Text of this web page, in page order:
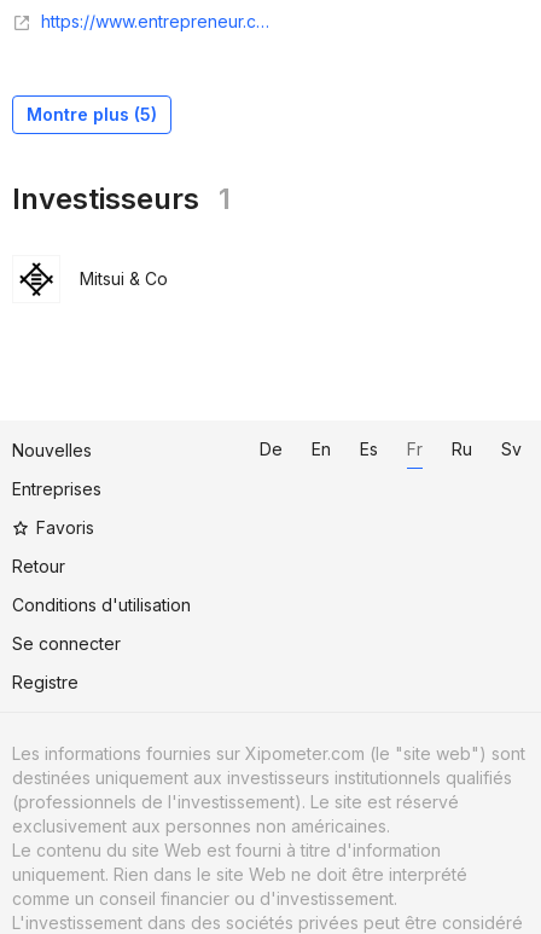
https://www.entrepreneur.com/en-in/news-and-trends/jsw-one-platforms-raises-inr-575-cr-to-boost-tech-and-msme/497957
Montre plus (5)
Investisseurs 1
Mitsui & Co
Nouvelles
Entreprises
Favoris
Retour
Conditions d'utilisation
Se connecter
Registre
De En Es Fr Ru Sv
Les informations fournies sur Xipometer.com (le "site web") sont
destinées uniquement aux investisseurs institutionnels qualifiés
(professionnels de l'investissement). Le site est réservé
exclusivement aux personnes non américaines.
Le contenu du site Web est fourni à titre d'information
uniquement. Rien dans le site Web ne doit être interprété
comme un conseil financier ou d'investissement.
L'investissement dans des sociétés privées peut être considéré